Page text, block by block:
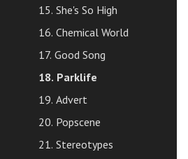
15. She's So High
16. Chemical World
17. Good Song
18. Parklife
19. Advert
20. Popscene
21. Stereotypes